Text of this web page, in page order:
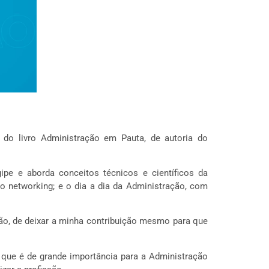
livro Administração em Pauta, de autoria do
e aborda conceitos técnicos e científicos da
networking; e o dia a dia da Administração, com
de deixar a minha contribuição mesmo para que
é de grande importância para a Administração